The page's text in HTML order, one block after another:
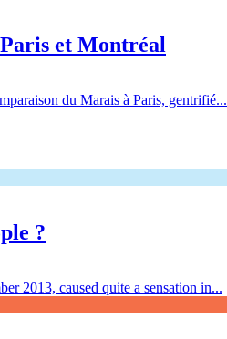
et Montréal
du Marais à Paris, gentrifié...
?
2013, caused quite a sensation in...